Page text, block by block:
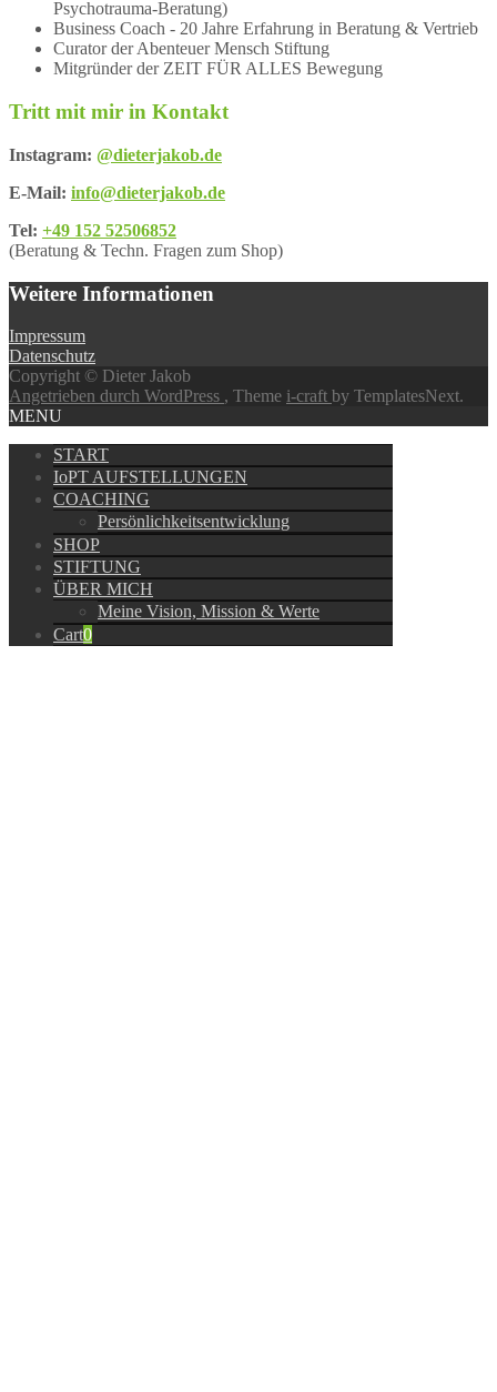
Psychotrauma-Beratung)
Business Coach - 20 Jahre Erfahrung in Beratung & Vertrieb
Curator der Abenteuer Mensch Stiftung
Mitgründer der ZEIT FÜR ALLES Bewegung
Tritt mit mir in Kontakt
Instagram: @dieterjakob.de
E-Mail: info@dieterjakob.de
Tel: +49 152 52506852
(Beratung & Techn. Fragen zum Shop)
Weitere Informationen
Impressum
Datenschutz
Copyright © Dieter Jakob
Angetrieben durch WordPress , Theme i-craft by TemplatesNext.
MENU
START
IoPT AUFSTELLUNGEN
COACHING
Persönlichkeitsentwicklung
SHOP
STIFTUNG
ÜBER MICH
Meine Vision, Mission & Werte
Cart0